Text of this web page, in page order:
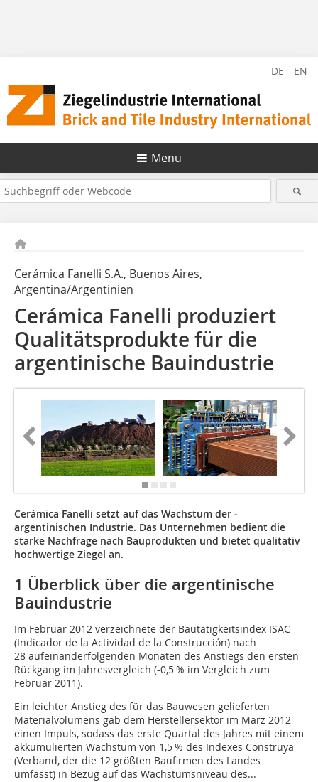
DE EN
Menü
Cerámica Fanelli S.A., Buenos Aires,
Argentina/Argentinien
Cerámica Fanelli produziert
Qualitätsprodukte für die
argentinische Bauindustrie
Cerámica Fanelli setzt auf das Wachstum der ­
argentinischen Industrie. Das Unternehmen bedient die
starke Nachfrage nach Bauprodukten und bietet qualitativ
hochwertige Ziegel an.
1 Überblick über die argentinische
Bauindustrie
Im Februar 2012 verzeichnete der Bautätigkeitsindex ISAC
(Indicador de la Actividad de la Construcción) nach
28 aufeinanderfolgenden Monaten des Anstiegs den ersten
Rückgang im Jahresvergleich (-0,5 % im Vergleich zum
Februar 2011).
Ein leichter Anstieg des für das Bauwesen gelieferten
Materialvolumens gab dem Herstellersektor im März 2012
einen Impuls, sodass das erste Quartal des Jahres mit einem
akkumulierten Wachstum von 1,5 % des Indexes Construya
(Verband, der die 12 größten Baufirmen des Landes
umfasst) in Bezug auf das Wachstumsniveau des...